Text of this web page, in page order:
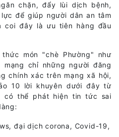
chặn, đẩy lùi dịch bệnh,
để giúp người dân an tâm
coi đây là ưu tiên hàng đầu
món "chè Phường" như
chỉ những người đăng
chính xác trên mạng xã hội,
10 lời khuyên dưới đây từ
có thể phát hiện tin tức sai